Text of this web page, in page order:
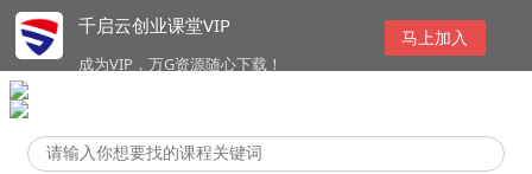
千启云创业课堂VIP
成为VIP，万G资源随心下载！
马上加入